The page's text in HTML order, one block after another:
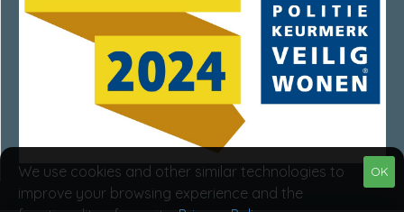
OK
We use cookies and other similar technologies to
improve your browsing experience and the